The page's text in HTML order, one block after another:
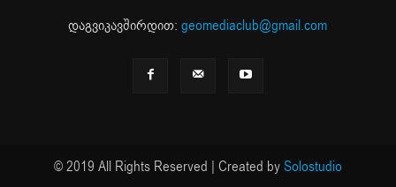
დაგვიკავშირდით:geomediaclub@gmail.com
© 2019 All Rights Reserved | Created bySolostudio